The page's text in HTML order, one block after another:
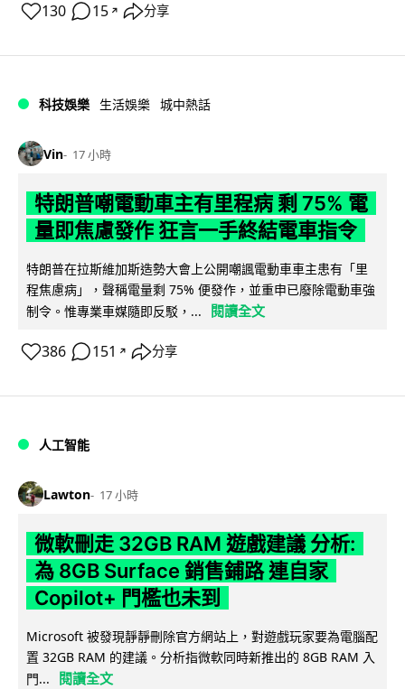
130 15 ↗ 分享
科技娛樂 生活娛樂 城中熱話
Vin 17 小時
特朗普嘲電動車主有里程病 剩 75% 電
量即焦慮發作 狂言一手終結電車指令
特朗普在拉斯維加斯造勢大會上公開嘲諷電動車車主患有「里
程焦慮病」，聲稱電量剩 75% 便發作，並重申已廢除電動車強
制令。惟專業車媒隨即反駁，...
閱讀全文
386 151 ↗ 分享
人工智能
Lawton 17 小時
微軟刪走 32GB RAM 遊戲建議 分析:
為 8GB Surface 銷售鋪路 連自家
Copilot+ 門檻也未到
Microsoft 被發現靜靜刪除官方網站上，對遊戲玩家要為電腦配
置 32GB RAM 的建議。分析指微軟同時新推出的 8GB RAM 入
門...
閱讀全文